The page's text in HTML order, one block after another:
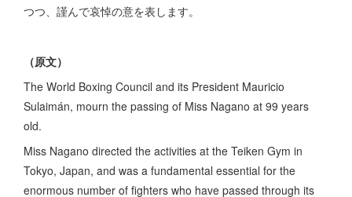
つつ、謹んで哀悼の意を表します。
（原文）
The World Boxing Council and its President Mauricio
Sulaimán, mourn the passing of Miss Nagano at 99 years
old.
Miss Nagano directed the activities at the Teiken Gym in
Tokyo, Japan, and was a fundamental essential for the
enormous number of fighters who have passed through its